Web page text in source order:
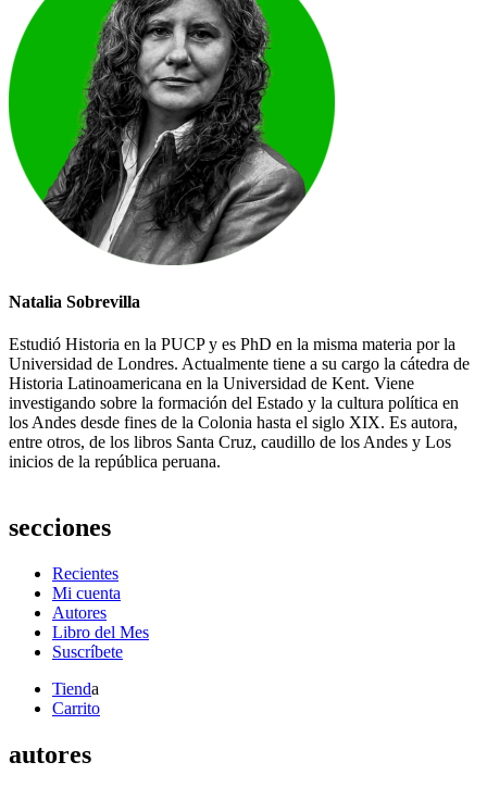
Natalia Sobrevilla
Estudió Historia en la PUCP y es PhD en la misma materia por la
Universidad de Londres. Actualmente tiene a su cargo la cátedra de
Historia Latinoamericana en la Universidad de Kent. Viene
investigando sobre la formación del Estado y la cultura política en
los Andes desde fines de la Colonia hasta el siglo XIX. Es autora,
entre otros, de los libros Santa Cruz, caudillo de los Andes y Los
inicios de la república peruana.
secciones
Recientes
Mi cuenta
Autores
Libro del Mes
Suscríbete
Tienda
Carrito
autores